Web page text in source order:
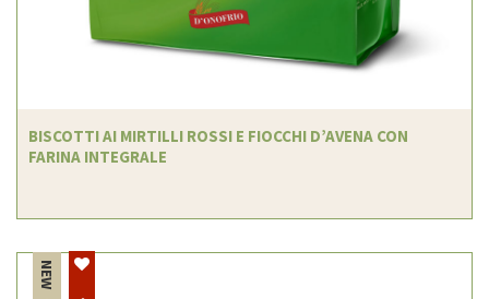
BISCOTTI AI MIRTILLI ROSSI E FIOCCHI D’AVENA CON
FARINA INTEGRALE
NEW